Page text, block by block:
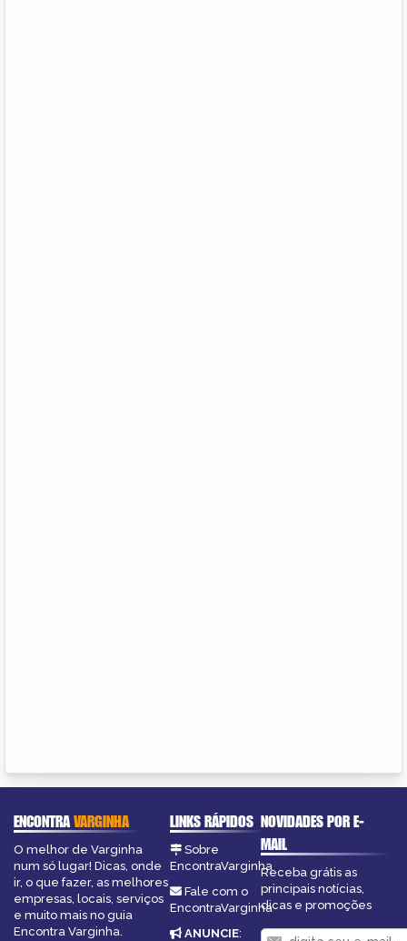
ENCONTRAVARGINHA
O melhor de Varginha
num só lugar! Dicas, onde
ir, o que fazer, as melhores
empresas, locais, serviços
e muito mais no guia
Encontra Varginha.
LINKS RÁPIDOS
Sobre
EncontraVarginha
Fale com o
EncontraVarginha
ANUNCIE:
NOVIDADES POR E-
MAIL
Receba grátis as
principais notícias,
dicas e promoções